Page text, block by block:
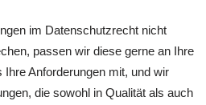
im Datenschutzrecht nicht
passen wir diese gerne an Ihre
Ihre Anforderungen mit, und wir
die sowohl in Qualität als auch